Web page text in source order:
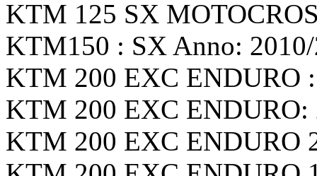
KTM 125 SX
KTM150 : SX Anno: 2010/
KTM 200 EXC ENDURO :
KTM 200 EXC ENDURO:
KTM 200 EXC ENDURO